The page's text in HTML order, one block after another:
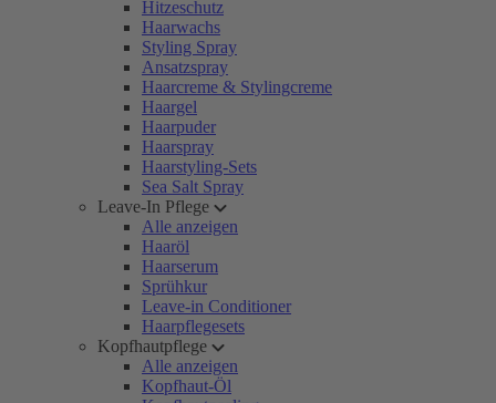
Hitzeschutz
Haarwachs
Styling Spray
Ansatzspray
Haarcreme & Stylingcreme
Haargel
Haarpuder
Haarspray
Haarstyling-Sets
Sea Salt Spray
Leave-In Pflege
Alle anzeigen
Haaröl
Haarserum
Sprühkur
Leave-in Conditioner
Haarpflegesets
Kopfhautpflege
Alle anzeigen
Kopfhaut-Öl